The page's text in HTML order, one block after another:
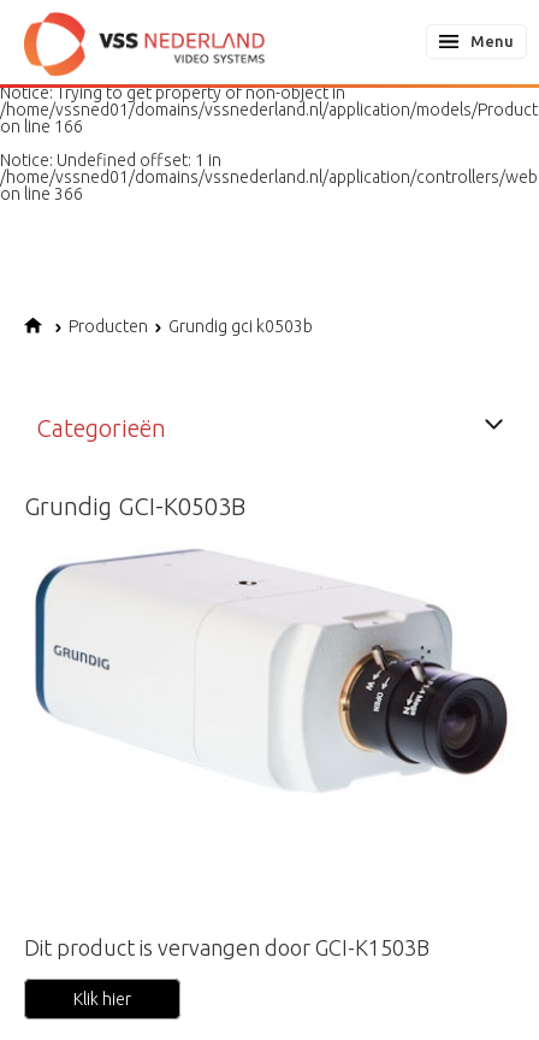
Notice: Undefined variable: page in
/home/vssned01/domains/vssnederland.nl/application/models/
on line
187
Notice: Trying to get property of non-object in
/home/vssned01/domains/vssnederland.nl/application/models/
on line 166
Notice: Undefined offset: 1 in
/home/vssned01/domains/vssnederland.nl/application/controllers/
on line 366
Menu
Producten Grundig gci k0503b
Categorieën
Grundig GCI-K0503B
Dit product is vervangen door GCI-K1503B
Klik hier